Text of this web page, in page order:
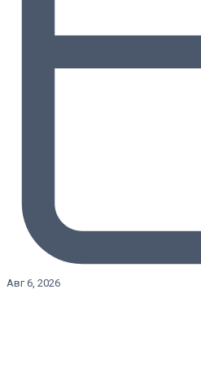
Авг 6, 2026